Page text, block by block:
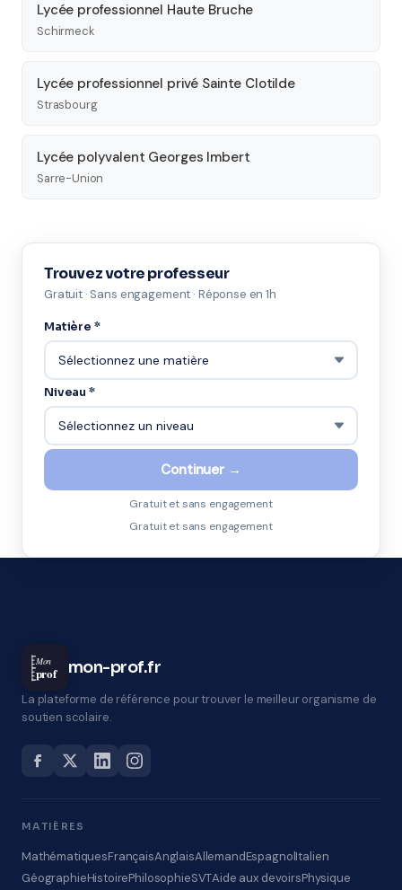
Lycée professionnel Haute Bruche
Schirmeck
Lycée professionnel privé Sainte Clotilde
Strasbourg
Lycée polyvalent Georges Imbert
Sarre-Union
Trouvez votre professeur
Gratuit · Sans engagement · Réponse en 1h
Matière *
Niveau *
Continuer →
Gratuit et sans engagement
Gratuit et sans engagement
Mon
prof mon-prof.fr
La plateforme de référence pour trouver le meilleur organisme de
soutien scolaire.
MATIÈRES
MathématiquesFrançaisAnglaisAllemandEspagnolItalien
GéographieHistoirePhilosophieSVTAide aux devoirsPhysique